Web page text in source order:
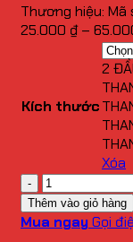
Thương hiệu: Mã
25.000 ₫ –
Kích thước
2
Xóa
Số
lượng
Thêm vào giỏ hàng
Mua ngayGọi